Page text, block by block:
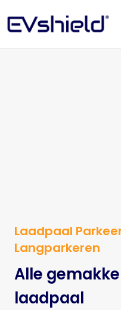
Laadpaal
Langparkeren
Alle
laadpaal